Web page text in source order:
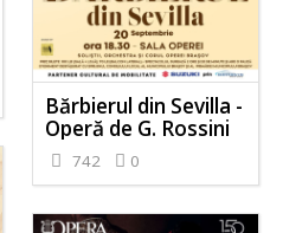
Bărbierul din Sevilla -
Operă de G. Rossini
742 0